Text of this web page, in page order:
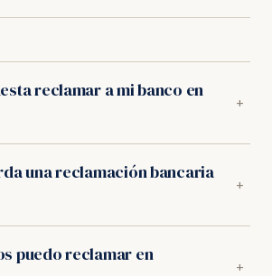
reclamar a mi banco en
+
a éxito: trabajamos
Sin provisión de fondos, sin
una reclamación bancaria
+
duran entre 10-14 meses.
puedo reclamar en
+